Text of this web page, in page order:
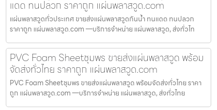
แดด ทนปลวก ราคาถูก แผ่นพลาสวูด.com
แผ่นพลาสวูดทั่วประเทศ ขายส่งแผ่นพลาสวูดกันน้ำ ทนแดด ทนปลวก
ราคาถูก แผ่นพลาสวูด.com —บริการจำหน่าย แผ่นพลาสวูด, ส่งทั่วไท
PVC Foam Sheetชุมพร ขายส่งแผ่นพลาสวูด พร้อม
จัดส่งทั่วไทย ราคาถูก แผ่นพลาสวูด.com
PVC Foam Sheetชุมพร ขายส่งแผ่นพลาสวูด พร้อมจัดส่งทั่วไทย ราคา
ถูก แผ่นพลาสวูด.com —บริการจำหน่าย แผ่นพลาสวูด, ส่งทั่วไทย